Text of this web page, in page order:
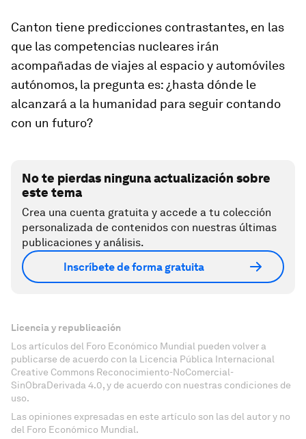
Canton tiene predicciones contrastantes, en las
que las competencias nucleares irán
acompañadas de viajes al espacio y automóviles
autónomos, la pregunta es: ¿hasta dónde le
alcanzará a la humanidad para seguir contando
con un futuro?
No te pierdas ninguna actualización sobre
este tema
Crea una cuenta gratuita y accede a tu colección
personalizada de contenidos con nuestras últimas
publicaciones y análisis.
Inscríbete de forma gratuita
Licencia y republicación
Los artículos del Foro Económico Mundial pueden volver a
publicarse de acuerdo con la Licencia Pública Internacional
Creative Commons Reconocimiento-NoComercial-
SinObraDerivada 4.0, y de acuerdo con nuestras condiciones de
uso.
Las opiniones expresadas en este artículo son las del autor y no
del Foro Económico Mundial.